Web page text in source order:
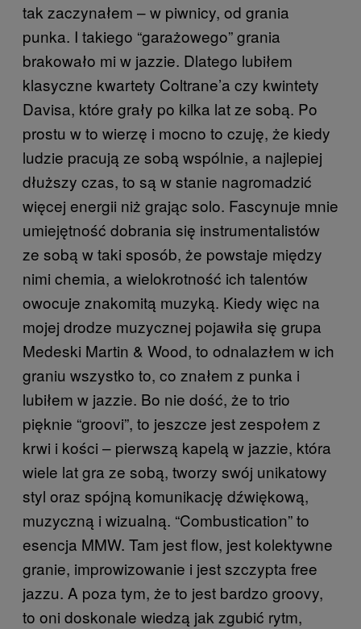
tak zaczynałem – w piwnicy, od grania
punka. I takiego “garażowego” grania
brakowało mi w jazzie. Dlatego lubiłem
klasyczne kwartety Coltrane’a czy kwintety
Davisa, które grały po kilka lat ze sobą. Po
prostu w to wierzę i mocno to czuję, że kiedy
ludzie pracują ze sobą wspólnie, a najlepiej
dłuższy czas, to są w stanie nagromadzić
więcej energii niż grając solo. Fascynuje mnie
umiejętność dobrania się instrumentalistów
ze sobą w taki sposób, że powstaje między
nimi chemia, a wielokrotność ich talentów
owocuje znakomitą muzyką. Kiedy więc na
mojej drodze muzycznej pojawiła się grupa
Medeski Martin & Wood, to odnalazłem w ich
graniu wszystko to, co znałem z punka i
lubiłem w jazzie. Bo nie dość, że to trio
pięknie “groovi”, to jeszcze jest zespołem z
krwi i kości – pierwszą kapelą w jazzie, która
wiele lat gra ze sobą, tworzy swój unikatowy
styl oraz spójną komunikację dźwiękową,
muzyczną i wizualną. “Combustication” to
esencja MMW. Tam jest flow, jest kolektywne
granie, improwizowanie i jest szczypta free
jazzu. A poza tym, że to jest bardzo groovy,
to oni doskonale wiedzą jak zgubić rytm,